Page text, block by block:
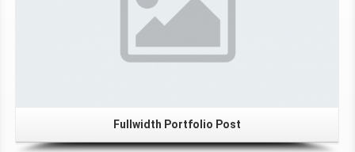
Fullwidth Portfolio Post